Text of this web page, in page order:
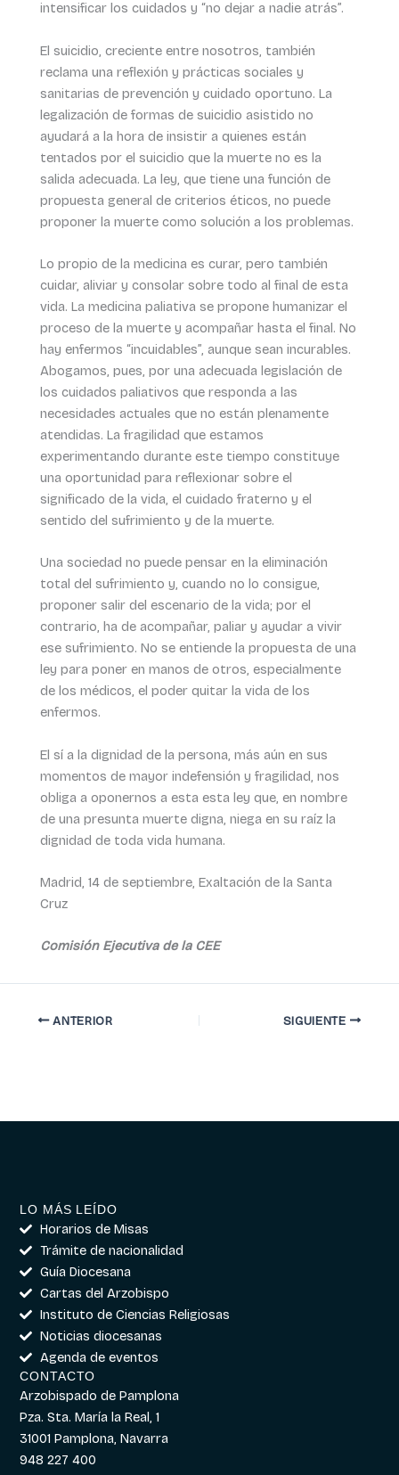
intensificar los cuidados y “no dejar a nadie atrás”.
El suicidio, creciente entre nosotros, también
reclama una reflexión y prácticas sociales y
sanitarias de prevención y cuidado oportuno. La
legalización de formas de suicidio asistido no
ayudará a la hora de insistir a quienes están
tentados por el suicidio que la muerte no es la
salida adecuada. La ley, que tiene una función de
propuesta general de criterios éticos, no puede
proponer la muerte como solución a los problemas.
Lo propio de la medicina es curar, pero también
cuidar, aliviar y consolar sobre todo al final de esta
vida. La medicina paliativa se propone humanizar el
proceso de la muerte y acompañar hasta el final. No
hay enfermos “incuidables”, aunque sean incurables.
Abogamos, pues, por una adecuada legislación de
los cuidados paliativos que responda a las
necesidades actuales que no están plenamente
atendidas. La fragilidad que estamos
experimentando durante este tiempo constituye
una oportunidad para reflexionar sobre el
significado de la vida, el cuidado fraterno y el
sentido del sufrimiento y de la muerte.
Una sociedad no puede pensar en la eliminación
total del sufrimiento y, cuando no lo consigue,
proponer salir del escenario de la vida; por el
contrario, ha de acompañar, paliar y ayudar a vivir
ese sufrimiento. No se entiende la propuesta de una
ley para poner en manos de otros, especialmente
de los médicos, el poder quitar la vida de los
enfermos.
El sí a la dignidad de la persona, más aún en sus
momentos de mayor indefensión y fragilidad, nos
obliga a oponernos a esta esta ley que, en nombre
de una presunta muerte digna, niega en su raíz la
dignidad de toda vida humana.
Madrid, 14 de septiembre, Exaltación de la Santa
Cruz
Comisión Ejecutiva de la CEE
ANTERIOR SIGUIENTE
LO MÁS LEÍDO
Horarios de Misas
Trámite de nacionalidad
Guía Diocesana
Cartas del Arzobispo
Instituto de Ciencias Religiosas
Noticias diocesanas
Agenda de eventos
CONTACTO
Arzobispado de Pamplona
Pza. Sta. María la Real, 1
31001 Pamplona, Navarra
948 227 400